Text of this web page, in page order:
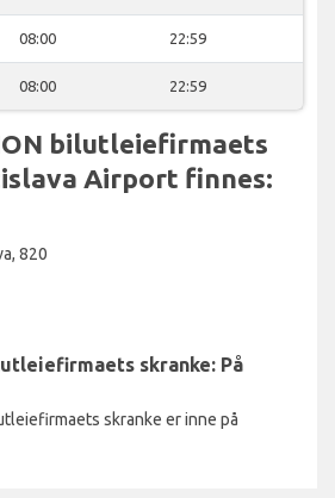
08:00 22:59
08:00 22:59
bilutleiefirmaets
Airport finnes:
820
skranke: På
skranke er inne på